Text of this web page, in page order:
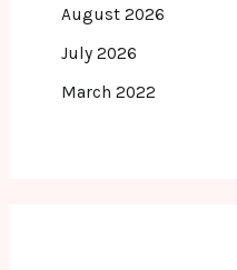
August 2026
July 2026
March 2022